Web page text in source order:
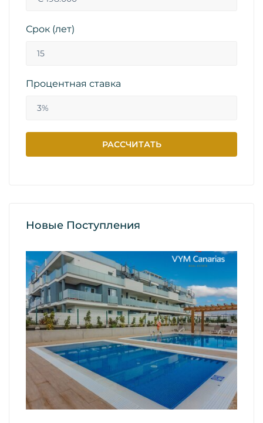
Срок (лет)
Процентная ставка
Новые Поступления